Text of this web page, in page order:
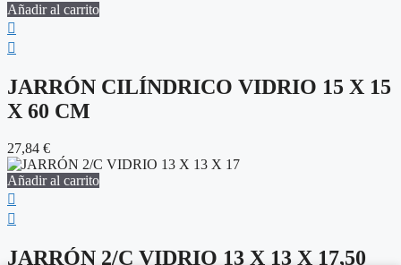
Añadir al carrito
JARRÓN CILÍNDRICO VIDRIO 15 X 15
X 60 CM
27,84 €
Añadir al carrito
JARRÓN 2/C VIDRIO 13 X 13 X 17,50